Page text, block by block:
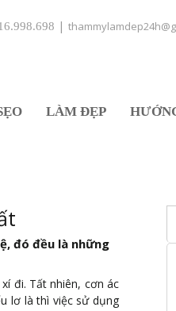
|
LÀM ĐẸP
đó đều là những
đi. Tất nhiên, cơn ác
lơ là thì việc sử dụng